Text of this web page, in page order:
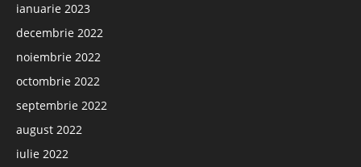
ianuarie 2023
decembrie 2022
noiembrie 2022
octombrie 2022
septembrie 2022
august 2022
iulie 2022